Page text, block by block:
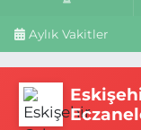
Aylık Vakitler